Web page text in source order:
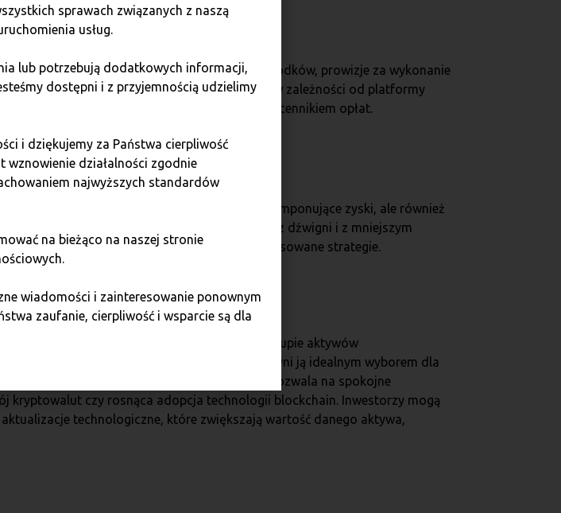
z nich to opłaty za pożyczanie środków, prowizje za wykonanie
wymogów marginesu. Koszty te różnią się w zależności od platformy
zapoznać się z regulaminem platformy i cennikiem opłat.
to potężne narzędzie, które może przynieść imponujące zyski, ale również
tradingiem, rozważ rozpoczęcie od handlu bez dźwigni i z mniejszym
zwiększać zaangażowanie w bardziej zaawansowane strategie.
strategii inwestycyjnych, polegająca na zakupie aktywów
tej strategii jest jej prostota i naturalność, co czyni ją idealnym wyborem dla
inwestycyjnych, długa pozycja pozwala na spokojne
czy rosnąca adopcja technologii blockchain. Inwestorzy mogą
technologiczne, które zwiększają wartość danego aktywa,
sprawach związanych z naszą
usług.
lub potrzebują dodatkowych informacji,
dostępni i z przyjemnością udzielimy
i dziękujemy za Państwa cierpliwość
wznowienie działalności zgodnie
najwyższych standardów
na bieżąco na naszej stronie
wiadomości i zainteresowanie ponownym
zaufanie, cierpliwość i wsparcie są dla